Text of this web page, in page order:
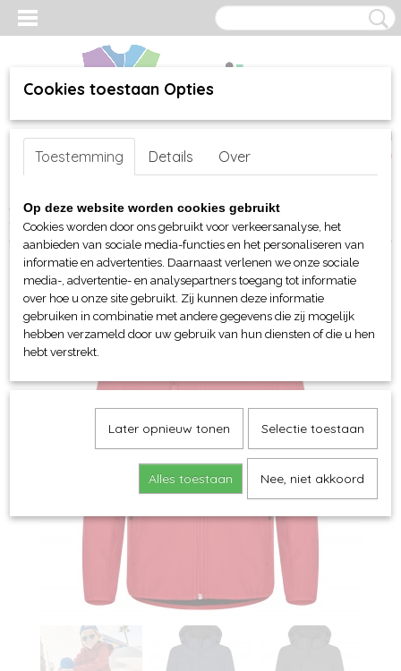
Inloggen Registreren
(0)
Home >webshop>Per merk >Clique >Voor kinderen
Clique Classic Softshell jas kids
Cookies toestaan Opties
Toestemming Details Over
Op deze website worden cookies gebruikt
Cookies worden door ons gebruikt voor verkeersanalyse, het
aanbieden van sociale media-functies en het personaliseren van
informatie en advertenties. Daarnaast verlenen we onze sociale
media-, advertentie- en analysepartners toegang tot informatie
over hoe u onze site gebruikt. Zij kunnen deze informatie
gebruiken in combinatie met andere gegevens die zij mogelijk
hebben verzameld door uw gebruik van hun diensten of die u hen
hebt verstrekt.
Later opnieuw tonen Selectie toestaan
Alles toestaan Nee, niet akkoord